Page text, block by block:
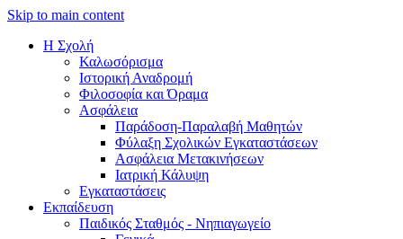
Skip to main content
Η Σχολή
Καλωσόρισμα
Iστορική Αναδρομή
Φιλοσοφία και Όραμα
Ασφάλεια
Παράδοση-Παραλαβή Μαθητών
Φύλαξη Σχολικών Εγκαταστάσεων
Ασφάλεια Μετακινήσεων
Ιατρική Κάλυψη
Εγκαταστάσεις
Εκπαίδευση
Παιδικός Σταθμός - Νηπιαγωγείο